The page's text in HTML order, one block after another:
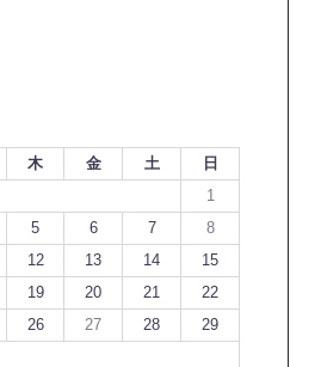
木 金 土
日
1
5 6 7
8
12 13 14
15
19 20 21
22
26 27 28
29